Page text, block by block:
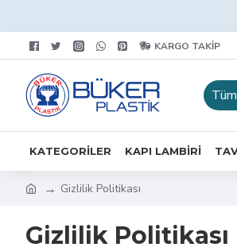
KARGO TAKIP
KATEGORILER KAPI LAMBIRI
Gizlilik Politikası
Gizlilik Politikası